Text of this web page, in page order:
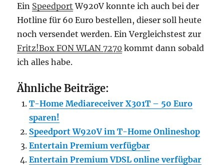
Ein Speedport W920V konnte ich auch bei der
Hotline für 60 Euro bestellen, dieser soll heute
noch versendet werden. Ein Vergleichstest zur
Fritz!Box FON WLAN 7270 kommt dann sobald
ich alles habe.
Ähnliche Beiträge:
T-Home Mediareceiver X301T – 50 Euro
sparen!
Speedport W920V im T-Home Onlineshop
Entertain Premium verfügbar
Entertain Premium VDSL online verfügbar